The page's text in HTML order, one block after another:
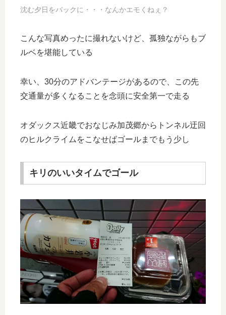
沈む夕日をバックに・・・なんかエモくねぇ？
こんな写真めったに撮れないけど、孤独ながらもブ
ルベを堪能している
幸い、30分のアドバンテージがあるので、この先
交通量が多くなることを念頭に安全第一で走る
オダックス近畿でおなじみ加茂郷からトンネル迂回
のヒルクライムをこなせばゴールまでもう少し
キリのいいタイムでゴール